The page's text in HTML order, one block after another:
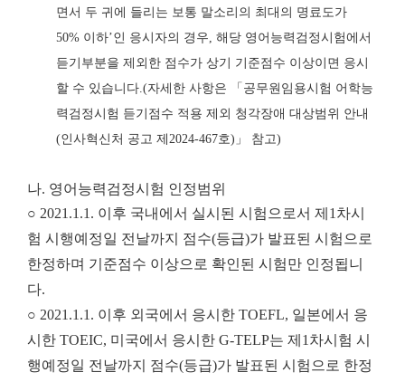
면서 두 귀에 들리는 보통 말소리의 최대의 명료도가
50% 이하’인 응시자의 경우, 해당 영어능력검정시험에서
듣기부분을 제외한 점수가 상기 기준점수 이상이면 응시
할 수 있습니다.(자세한 사항은 「 공무원임용시험 어학능
력 검정시험 듣기점수 적용 제외 청각장애 대상범위 안내
(인사혁신처 공고 제 2024-467호) 」 참고)
나. 영어능력검정시험 인정범위
○ 2021.1.1. 이후 국내에서 실시된 시험으로서 제1차시
험 시행예정일 전날까지 점수(등급)가 발표된 시험으로
한정하며 기준점수 이상으로 확인된 시험만 인정됩니
다.
○ 2021.1.1. 이후 외국에서 응시한 TOEFL, 일본에서 응
시한 TOEIC, 미국에서 응시한 G-TELP는 제1차시험 시
행예정일 전날까지 점수(등급)가 발표된 시험으로 한정